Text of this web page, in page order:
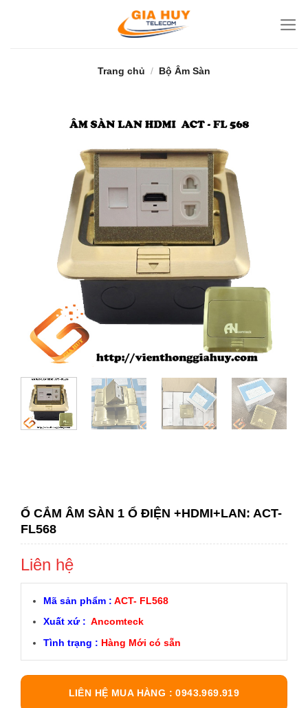
Trang chủ / Bộ Âm Sàn
Ổ CẮM ÂM SÀN 1 Ổ ĐIỆN +HDMI+LAN: ACT-
FL568
Liên hệ
Mã sản phẩm :ACT- FL568
Xuất xứ :Ancomteck
Tình trạng : Hàng Mới có sẵn
LIÊN HỆ MUA HÀNG : 0943.969.919